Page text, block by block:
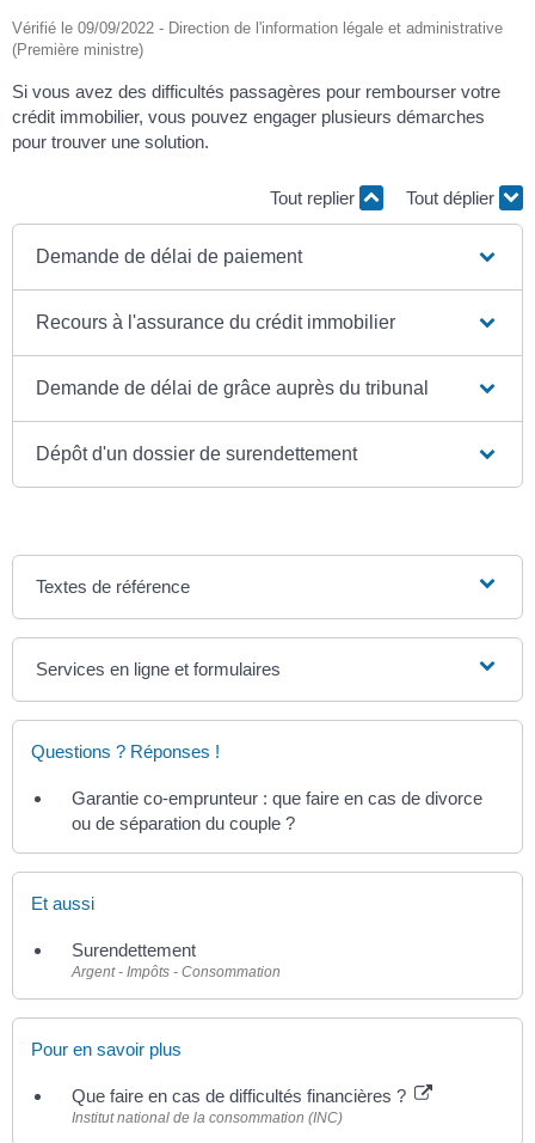
Vérifié le 09/09/2022 - Direction de l'information légale et administrative
(Première ministre)
Si vous avez des difficultés passagères pour rembourser votre
crédit immobilier, vous pouvez engager plusieurs démarches
pour trouver une solution.
Tout replier Tout déplier
Demande de délai de paiement
Recours à l'assurance du crédit immobilier
Demande de délai de grâce auprès du tribunal
Dépôt d'un dossier de surendettement
Textes de référence
Services en ligne et formulaires
Questions ? Réponses !
Garantie co-emprunteur : que faire en cas de divorce
ou de séparation du couple ?
Et aussi
Surendettement
Argent - Impôts - Consommation
Pour en savoir plus
Que faire en cas de difficultés financières ?
Institut national de la consommation (INC)